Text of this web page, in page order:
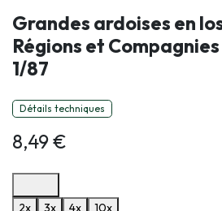
Grandes ardoises en
Régions et
1/87
Détails techniques
8,49€
2x
3x 4x
10x